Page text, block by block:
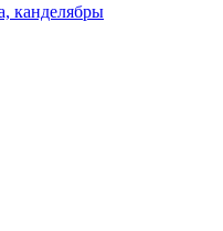
канделябры